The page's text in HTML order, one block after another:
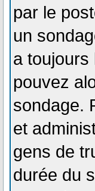
par le
un
a toujours
pouvez
sondage.
et
gens de
durée du